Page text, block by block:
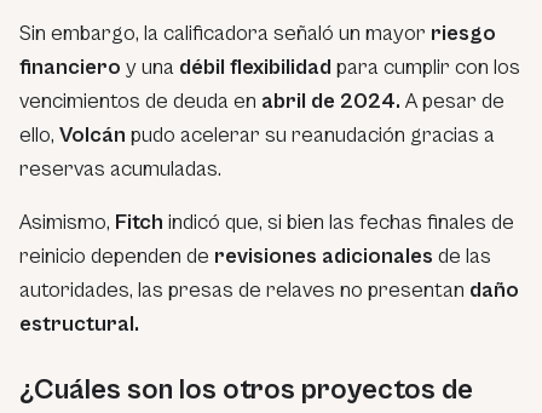
Sin embargo, la calificadora señaló un mayor riesgo
financiero y una débil flexibilidad para cumplir con los
vencimientos de deuda en abril de 2024. A pesar de
ello, Volcán pudo acelerar su reanudación gracias a
reservas acumuladas.
Asimismo, Fitch indicó que, si bien las fechas finales de
reinicio dependen de revisiones adicionales de las
autoridades, las presas de relaves no presentan daño
estructural.
¿Cuáles son los otros proyectos de